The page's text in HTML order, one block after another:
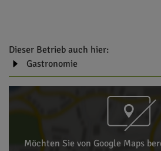
Dieser Betrieb auch hier:
Gastronomie
Möchten Sie von Google Maps